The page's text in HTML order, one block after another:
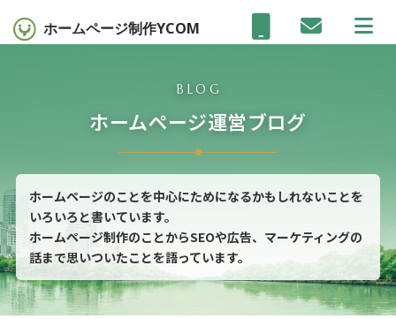
ホームページ制作YCOM
ホームページ運営ブログ
BLOG
ホームページのことを中心にためになるかもしれないことを
いろいろと書いています。
ホームページ制作のことからSEOや広告、マーケティングの
話まで思いついたことを語っています。